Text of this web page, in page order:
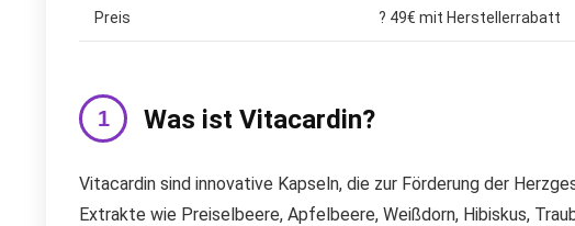
Preis ? 49€ mit Herstellerrabatt
Was ist Vitacardin?
Vitacardin sind innovative Kapseln, die zur Förderung der
Extrakte wie Preiselbeere, Apfelbeere, Weißdorn, Hibiskus,